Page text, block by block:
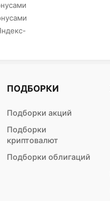
ПОДБОРКИ
Подборки акций
Подборки
криптовалют
Подборки облигаций